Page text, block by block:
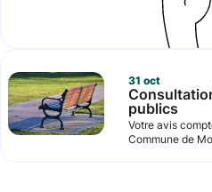
31 oct
publics
Votre avis
Commune de